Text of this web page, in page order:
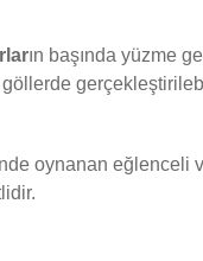
ın başında yüzme
oynanan eğlenceli